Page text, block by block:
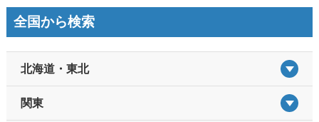
全国から検索
北海道・東北
関東